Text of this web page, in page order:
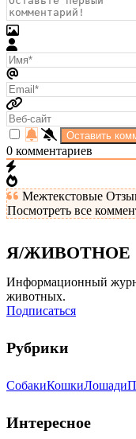
0 комментариев
Межтекстовые
Посмотреть все
Я/ЖИВОТНОЕ
Информационный
животных.
Подписаться
Рубрики
СобакиКошкиЛошади
Интересное